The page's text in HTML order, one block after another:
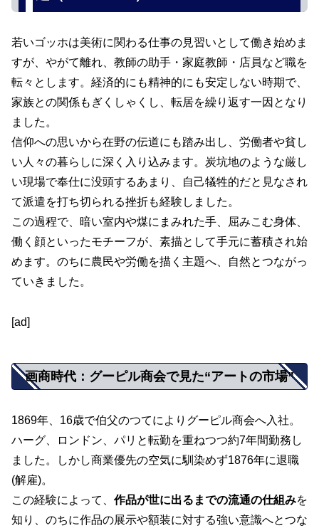
若いゴッホは美術に関わる仕事の見習いとして働き始めま
すが、やがて離れ、教師の助手・家庭教師・店員など職を
転々とします。経済的にも精神的にも安定しない時期で、
家族との関係もぎくしゃくし、転居を繰り返す一因となり
ました。
信仰への思いから在野の伝道にも踏み出し、労働者や貧し
い人々の暮らしに深く入り込みます。炭坑地のような厳し
い現場で奉仕に没頭するあまり、自己犠牲的だと見なされ
て派遣を打ち切られる挫折も経験しました。
この過程で、暗い室内や煤にまみれた手、屈みこむ身体、
働く顔といったモチーフが、素描として手元に蓄積され始
めます。のちに農民や労働を描く主題へ、自然とつながっ
ていきました。
[ad]
画商時代：グーピル商会で見た“アートの市場”
1869年、16歳で伯父のつてによりグーピル商会へ入社。
ハーグ、ロンドン、パリと転勤を重ねつつ約7年間勤務し
ました。しかし商業優先の空気に馴染めず1876年に退職
(解雇)。
この経験によって、 作品が世に出るまでの流通の仕組みを
知り、のちに作品の展示や額装に対する強い意識へとつな